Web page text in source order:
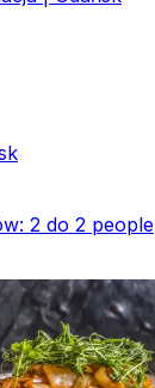
2 do 2 people